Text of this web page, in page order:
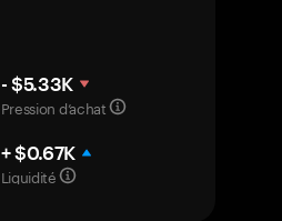
- $5.33K
Pression d’achat
+ $0.67K
Liquidité